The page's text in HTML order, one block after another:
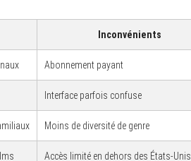
Inconvénients
Abonnement payant
Interface parfois confuse
Moins de diversité de genre
Accès limité en dehors des États-Unis